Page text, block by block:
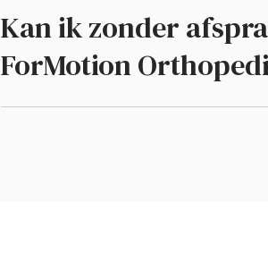
Kan ik zonder
ForMotion